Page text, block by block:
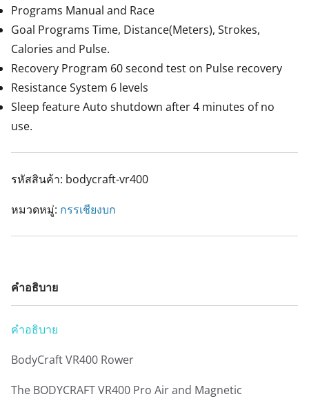
Programs Manual and Race
Goal Programs Time, Distance(Meters), Strokes,
Calories and Pulse.
Recovery Program 60 second test on Pulse recovery
Resistance System 6 levels
Sleep feature Auto shutdown after 4 minutes of no
use.
รหัสสินค้า: bodycraft-vr400
หมวดหมู่: กรรเชียงบก
คำอธิบาย
คำอธิบาย
BodyCraft VR400 Rower
The BODYCRAFT VR400 Pro Air and Magnetic